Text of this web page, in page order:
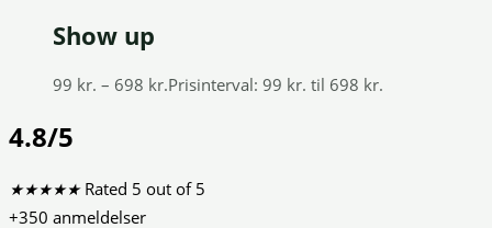
Show up
99 kr. – 698 kr.Prisinterval: 99 kr. til 698 kr.
4.8/5
★★★★★ Rated 5 out of 5
+350 anmeldelser